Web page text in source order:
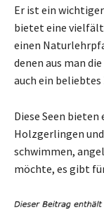
Er ist ein
bietet eine
einen
denen aus man
auch ein
Diese Seen bieten
Holzgerlingen
schwimmen,
möchte, es gibt